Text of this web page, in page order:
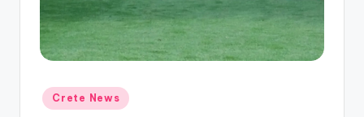
P
o
Αναρτήθηκε
σε
Crete News